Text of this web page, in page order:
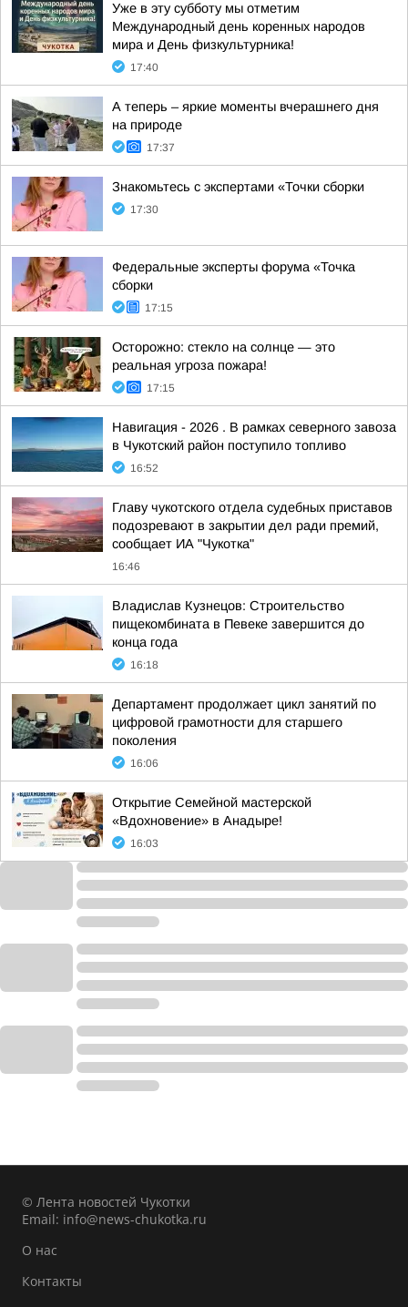
Уже в эту субботу мы отметим
Международный день коренных народов
мира и День физкультурника!
17:40
А теперь – яркие моменты вчерашнего дня
на природе
17:37
Знакомьтесь с экспертами «Точки сборки
17:30
Федеральные эксперты форума «Точка
сборки
17:15
Осторожно: стекло на солнце — это
реальная угроза пожара!
17:15
Навигация - 2026 . В рамках северного завоза
в Чукотский район поступило топливо
16:52
Главу чукотского отдела судебных приставов
подозревают в закрытии дел ради премий,
сообщает ИА "Чукотка"
16:46
Владислав Кузнецов: Строительство
пищекомбината в Певеке завершится до
конца года
16:18
Департамент продолжает цикл занятий по
цифровой грамотности для старшего
поколения
16:06
Открытие Семейной мастерской
«Вдохновение» в Анадыре!
16:03
© Лента новостей Чукотки
Email: info@news-chukotka.ru
О нас
Контакты